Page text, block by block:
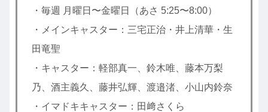
・毎週 月曜日〜金曜日（あさ 5:25〜8:00）
・メインキャスター：三宅正治・井上清華・生
田竜聖
・キャスター：軽部真一、鈴木唯、藤本万梨
乃、酒主義久、藤井弘輝、渡邉渚、小山内鈴奈
・イマドキキャスター：田﨑さくら